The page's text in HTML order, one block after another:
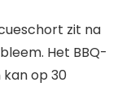
zit na
Het BBQ-
op 30